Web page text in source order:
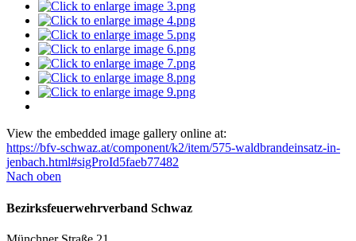
View the embedded image gallery online at:
https://bfv-schwaz.at/component/k2/item/575-waldbrandeinsatz-in-
jenbach.html#sigProId5faeb77482
Nach oben
Bezirksfeuerwehrverband Schwaz